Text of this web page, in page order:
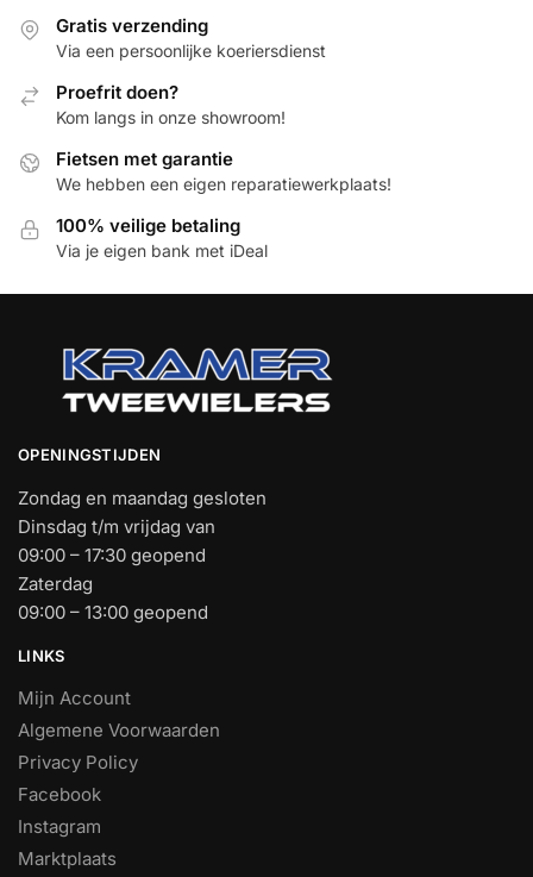
Gratis verzending
Via een persoonlijke koeriersdienst
Proefrit doen?
Kom langs in onze showroom!
Fietsen met garantie
We hebben een eigen reparatiewerkplaats!
100% veilige betaling
Via je eigen bank met iDeal
OPENINGSTIJDEN
Zondag en maandag gesloten
Dinsdag t/m vrijdag van
09:00 – 17:30 geopend
Zaterdag
09:00 – 13:00 geopend
LINKS
Mijn Account
Algemene Voorwaarden
Privacy Policy
Facebook
Instagram
Marktplaats